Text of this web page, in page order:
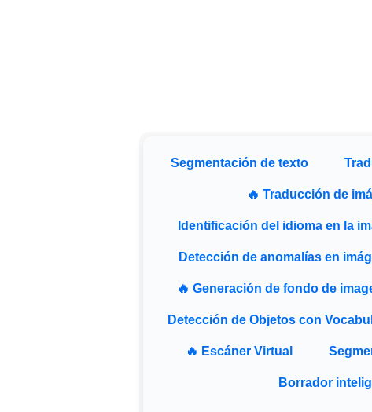
Segmentación de texto
🔥 Traducción de
Identificación del idioma en la
Detección de anomalías en
🔥 Generación de fondo de
Detección de Objetos con
🔥 Escáner Virtual
Borrador